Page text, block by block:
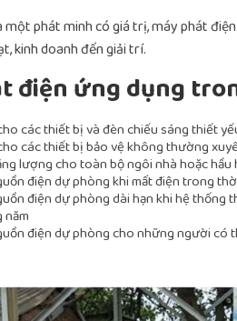
một phát minh có giá trị, máy phát
kinh doanh đến giải trí.
điện ứng dụng
các thiết bị và đèn chiếu sáng thiết
các thiết bị bảo vệ không thường
lượng cho toàn bộ ngôi nhà hoặc
điện dự phòng khi mất điện trong
điện dự phòng dài hạn khi hệ
năm
điện dự phòng cho những người có